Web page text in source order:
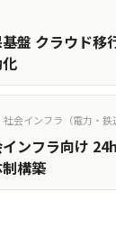
盤 クラウド移
社会インフラ（電力・鉄
ンフラ向け
構築